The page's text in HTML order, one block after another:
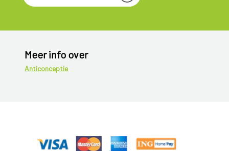
Meer info over
Anticonceptie